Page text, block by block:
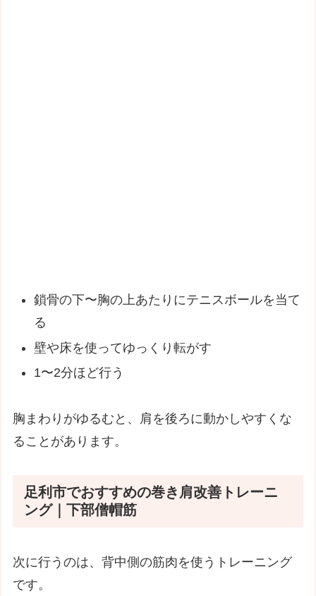
鎖骨の下〜胸の上あたりにテニスボールを当て
る
壁や床を使ってゆっくり転がす
1〜2分ほど行う
胸まわりがゆるむと、肩を後ろに動かしやすくな
ることがあります。
足利市でおすすめの巻き肩改善トレーニ
ング｜下部僧帽筋
次に行うのは、背中側の筋肉を使うトレーニング
です。